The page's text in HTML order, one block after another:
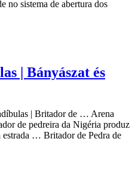
no sistema de abertura dos
| Bányászat és
| Britador de … Arena
de pedreira da Nigéria produz
estrada … Britador de Pedra de